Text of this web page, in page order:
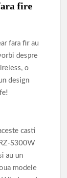
din municipiu
de tip
fire
fara fir au
despre
o
design
casti
S300W
au un
modele